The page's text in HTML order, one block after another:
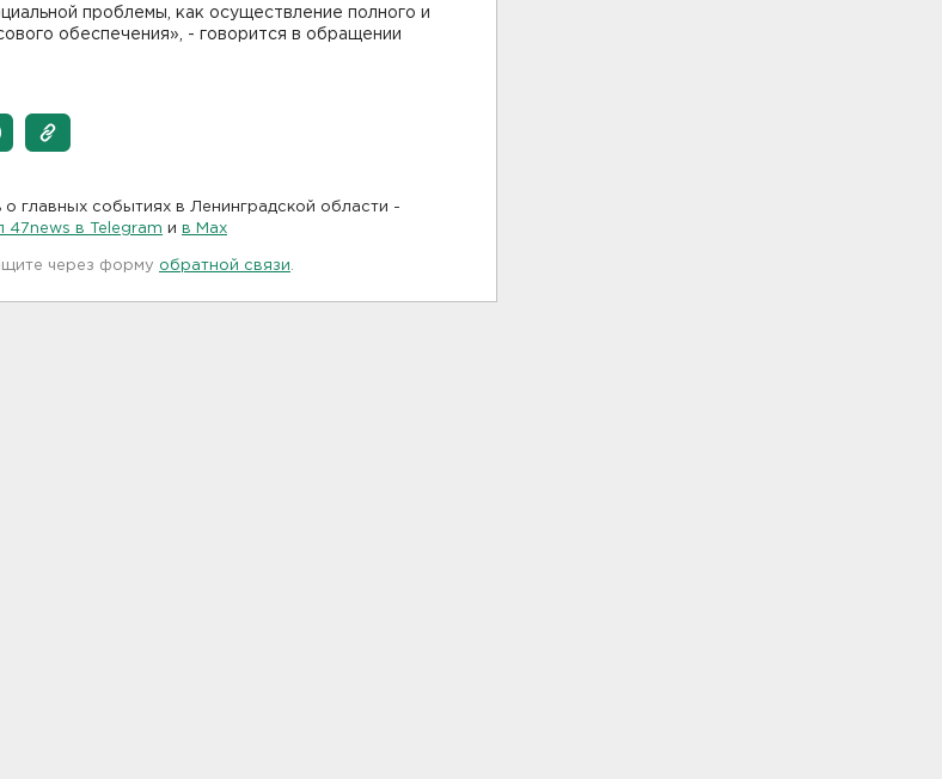
проблемы, как осуществление полного и
обеспечения», - говорится в обращении
главных событиях в Ленинградской области -
47news в Telegram и в Maх
через форму обратной связи